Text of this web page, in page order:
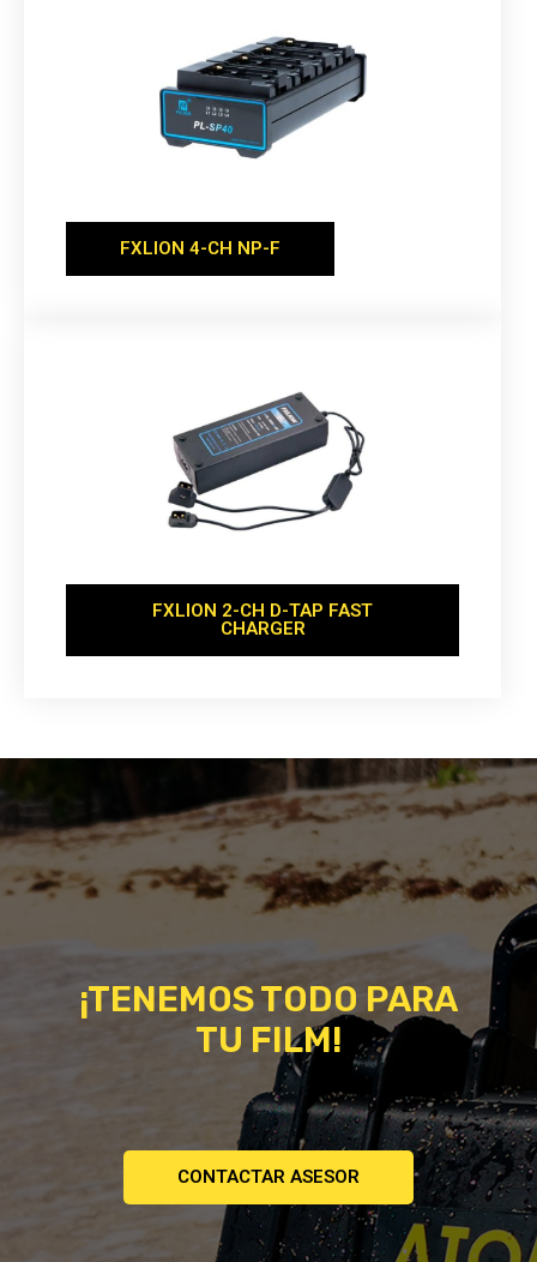
FXLION 4-CH NP-F
FXLION 2-CH D-TAP FAST
CHARGER
¡TENEMOS TODO PARA
TU FILM!
CONTACTAR ASESOR